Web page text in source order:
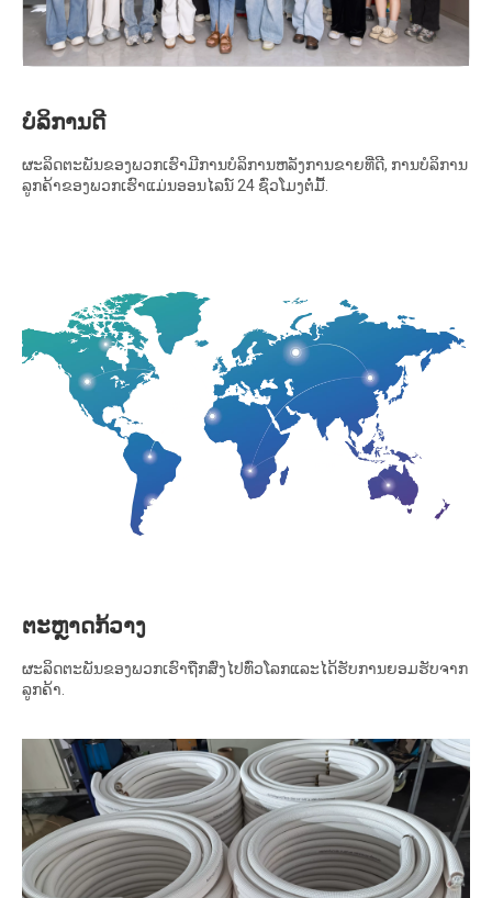
ບໍລິການດີ
ຜະລິດຕະພັນຂອງພວກເຮົາມີການບໍລິການຫລັງການຂາຍທີ່ດີ, ການບໍລິການ
ລູກຄ້າຂອງພວກເຮົາແມ່ນອອນໄລນ໌ 24 ຊົ່ວໂມງຕໍ່ມື້.
ຕະຫຼາດກ້ວາງ
ຜະລິດຕະພັນຂອງພວກເຮົາຖືກສົ່ງໄປທົ່ວໂລກແລະໄດ້ຮັບການຍອມຮັບຈາກ
ລູກຄ້າ.